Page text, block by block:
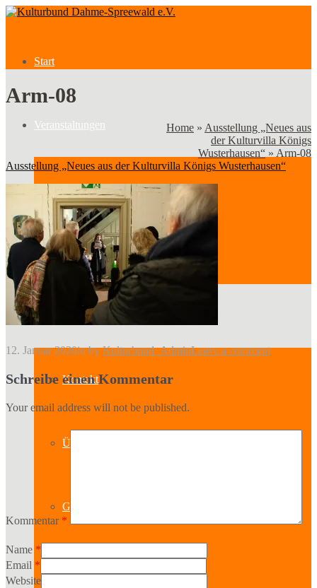
Start
Veranstaltungen
Veranstaltungen
Kategorien
Verein
Kontakt
Über uns
Geschichte
Arm-08
Home » Ausstellung „Neues aus
der Kulturvilla Königs
Wusterhausen“ » Arm-08
Ausstellung „Neues aus der Kulturvilla Königs Wusterhausen“
12. Januar 2020inbyKulturbund_AdminLeave a comment
Schreibe einen Kommentar
Your email address will not be published.
Kommentar *
Name *
Email *
Website